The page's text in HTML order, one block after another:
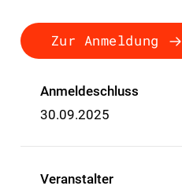
Zur Anmeldung
Anmeldeschluss
30.09.2025
Veranstalter